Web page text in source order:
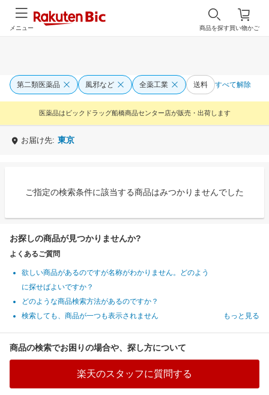
買い物かご
商品を探す
メニュー
第二類医薬品 風邪など 全薬工業 送料 すべて解除
医薬品はビックドラッグ船橋商品センター店が販売・出荷します
お届け先: 東京
ご指定の検索条件に該当する商品はみつかりませんでした
お探しの商品が見つかりませんか?
よくあるご質問
欲しい商品があるのですが名称がわかりません。どのよう
に探せばよいですか？
どのような商品検索方法があるのですか？
検索しても、商品が一つも表示されません
もっと見る
商品の検索でお困りの場合や、探し方について
楽天のスタッフに質問する